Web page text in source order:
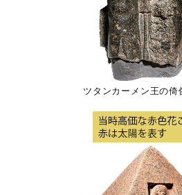
ツタンカーメン王の倚